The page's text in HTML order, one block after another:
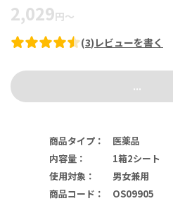
2,029円～
(3) レビューを書く
...
商品タイプ ：
医薬品
内容量 ：
1箱2シート
使用対象 ：
男女兼用
商品コード ： OS09905